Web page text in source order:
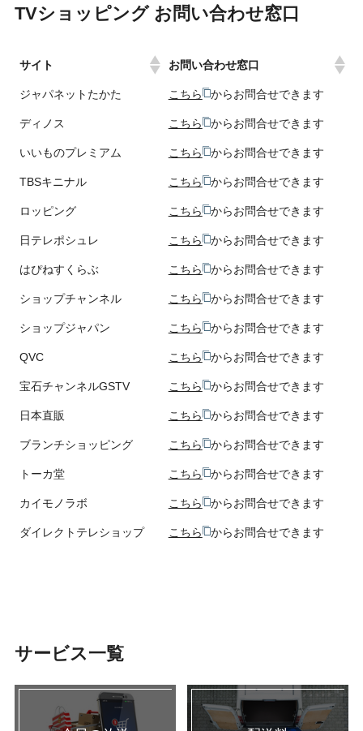
TVショッピング お問い合わせ窓口
サイト お問い合わせ窓口
ジャパネットたかた こちら からお問合せできます
ディノス こちら からお問合せできます
いいものプレミアム こちら からお問合せできます
TBSキニナル こちら からお問合せできます
ロッピング こちら からお問合せできます
日テレポシュレ こちら からお問合せできます
はぴねすくらぶ こちら からお問合せできます
ショップチャンネル こちら からお問合せできます
ショップジャパン こちら からお問合せできます
QVC こちら からお問合せできます
宝石チャンネルGSTV こちら からお問合せできます
日本直販 こちら からお問合せできます
ブランチショッピング こちら からお問合せできます
トーカ堂 こちら からお問合せできます
カイモノラボ こちら からお問合せできます
ダイレクトテレショップ こちら からお問合せできます
サービス一覧